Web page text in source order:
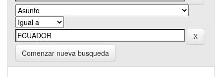
Comenzar nueva busqueda